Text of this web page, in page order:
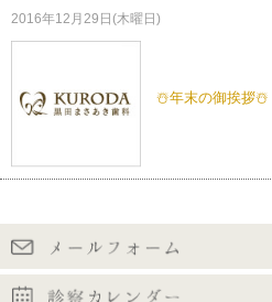
2016年12月29日(木曜日)
☃️年末の御挨拶☃️